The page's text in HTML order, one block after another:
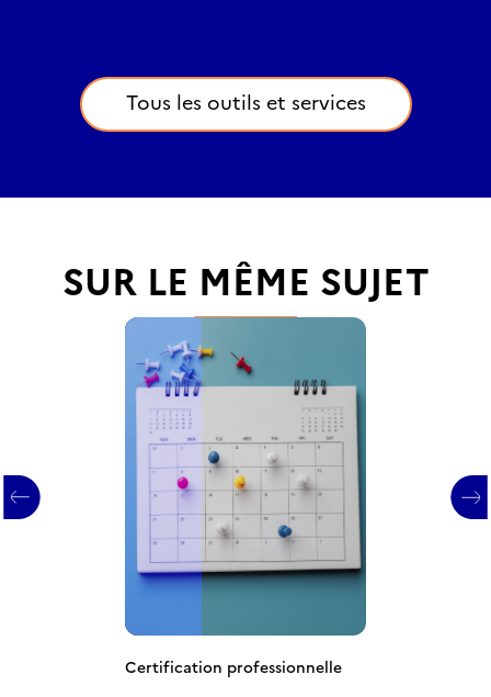
Tous les outils et services
SUR LE MÊME SUJET
Certification professionnelle
Certification professionnelle